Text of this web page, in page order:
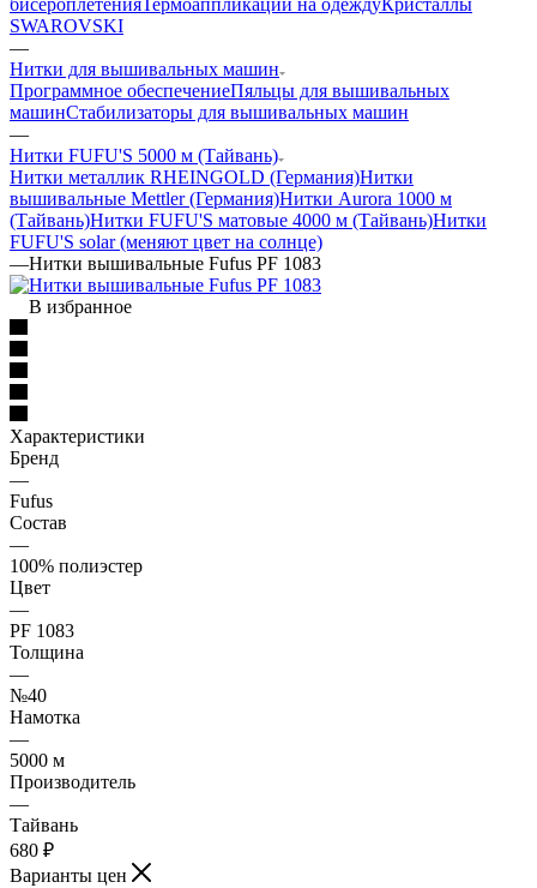
SWAROVSKI
—
Нитки для вышивальных машин
Программное обеспечениеПяльцы для вышивальных
машинСтабилизаторы для вышивальных машин
—
Нитки FUFU'S 5000 м (Тайвань)
Нитки металлик RHEINGOLD (Германия)Нитки
вышивальные Mettler (Германия)Нитки Aurora 1000 м
(Тайвань)Нитки FUFU'S матовые 4000 м (Тайвань)Нитки
FUFU'S solar (меняют цвет на солнце)
—Нитки вышивальные Fufus PF 1083
В избранное
Характеристики
Бренд
—
Fufus
Состав
—
100% полиэстер
Цвет
—
PF 1083
Толщина
—
№40
Намотка
—
5000 м
Производитель
—
Тайвань
680 ₽
Варианты цен